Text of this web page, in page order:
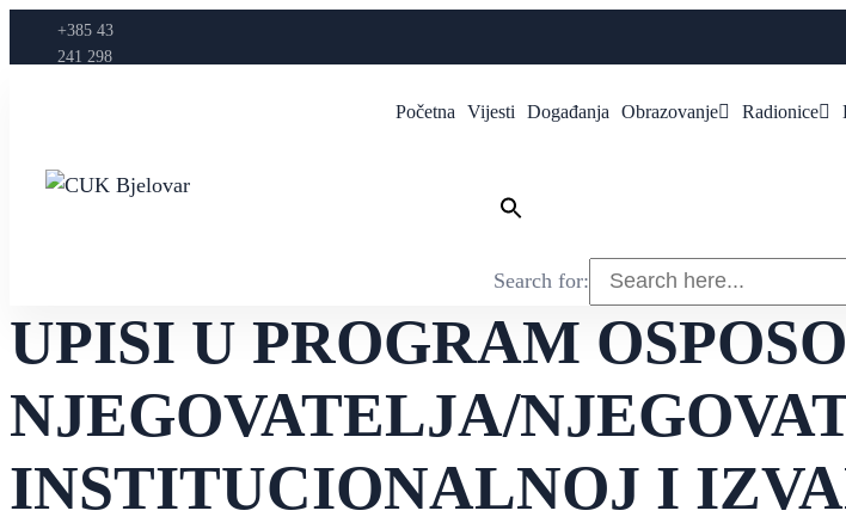
+385 43
241 298
Početna Vijesti Događanja Obrazovanje Radionice
Search for:
UPISI U PROGRAM
NJEGOVATELJA/
INSTITUCIONALNOJ I